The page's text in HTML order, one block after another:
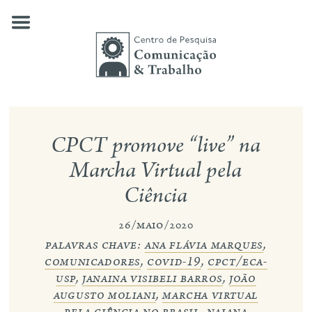
nossas pesquisas
publicações
notícias
eventos
contato
busca
CPCT promove “live” na
Marcha Virtual pela
Ciência
26/maio/2020
palavras chave:ana flávia marques,
comunicadores, covid-19, cpct/eca-
usp, janaina visibeli barros, joão
augusto moliani,marcha virtual